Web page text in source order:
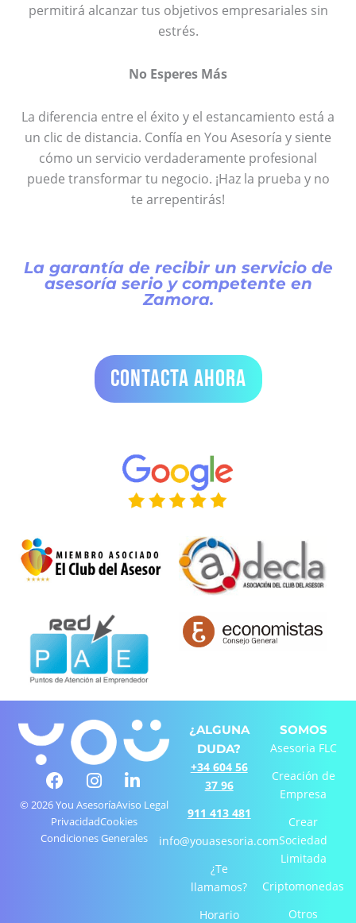
permitirá alcanzar tus objetivos empresariales sin
estrés.
No Esperes Más
La diferencia entre el éxito y el estancamiento está a
un clic de distancia. Confía en You Asesoría y siente
cómo un servicio verdaderamente profesional
puede transformar tu negocio. ¡Haz la prueba y no
te arrepentirás!
La garantía de recibir un servicio de
asesoría serio y competente en
Zamora.
contacta ahora
¿ALGUNA
DUDA?
+34 604 56
37 96
911 413 481
info@youasesoria.com
¿Te
llamamos?
Horario
F
a
c
e
b
I
n
s
t
a
L
i
n
k
e
© 2026 You AsesoríaAviso Legal
PrivacidadCookies
Condiciones Generales
SOMOS
Asesoria FLC
Creación de
Empresa
Crear
Sociedad
Limitada
Criptomonedas
Otros